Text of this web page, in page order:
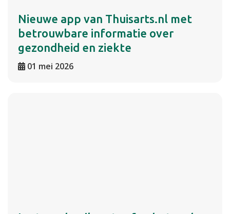
Nieuwe app van Thuisarts.nl met
betrouwbare informatie over
gezondheid en ziekte
01 mei 2026